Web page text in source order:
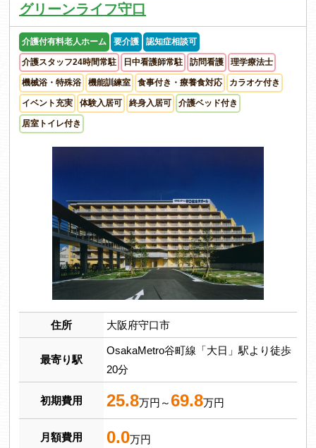
グリーンライフ守口
介護付有料老人ホーム 要介護 認知症相談可
介護スタッフ24時間常駐 日中看護師常駐 訪問看護 理学療法士
機械浴・特殊浴 機能訓練室 食事付き・療養食対応 カラオケ付き
イベント充実 体験入居可 終身入居可 介護ベッド付き
居室トイレ付き
住所 大阪府守口市
最寄り駅
OsakaMetro谷町線「大日」駅より徒歩
20分
初期費用 25.8万円～69.8万円
月額費用 0.0万円